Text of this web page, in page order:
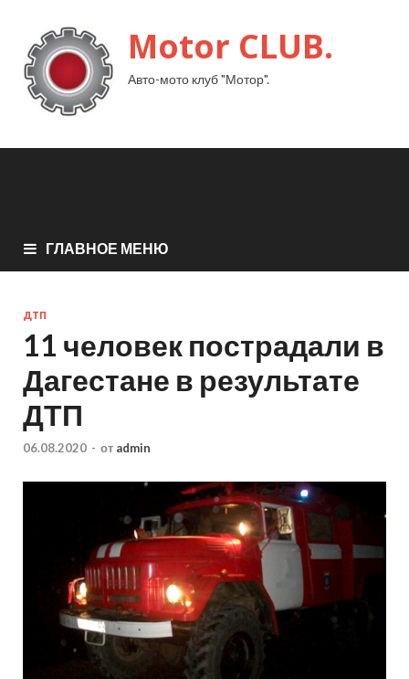
Motor CLUB.
Авто-мото клуб "Мотор".
ГЛАВНОЕ МЕНЮ
ДТП
11 человек пострадали в
Дагестане в результате
ДТП
06.08.2020 - от admin